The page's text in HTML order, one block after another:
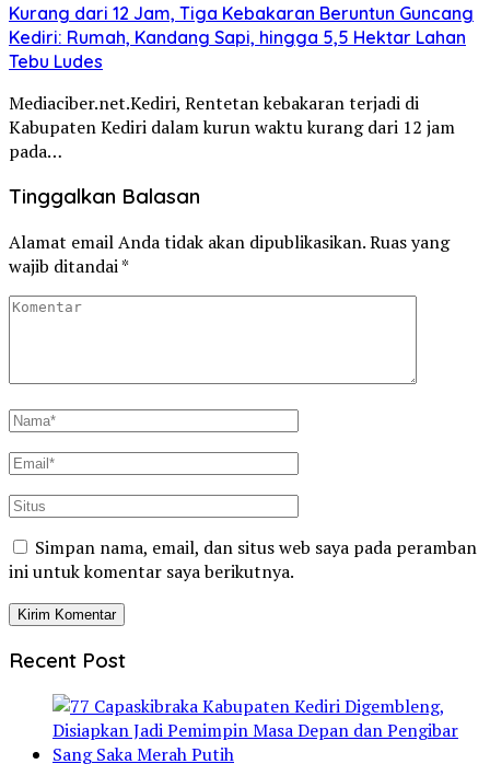
Kurang dari 12 Jam, Tiga Kebakaran Beruntun Guncang
Kediri: Rumah, Kandang Sapi, hingga 5,5 Hektar Lahan
Tebu Ludes
Mediaciber.net.Kediri, Rentetan kebakaran terjadi di
Kabupaten Kediri dalam kurun waktu kurang dari 12 jam
pada…
Tinggalkan Balasan
Alamat email Anda tidak akan dipublikasikan.Ruas yang
wajib ditandai*
Simpan nama, email, dan situs web saya pada peramban
ini untuk komentar saya berikutnya.
Recent Post